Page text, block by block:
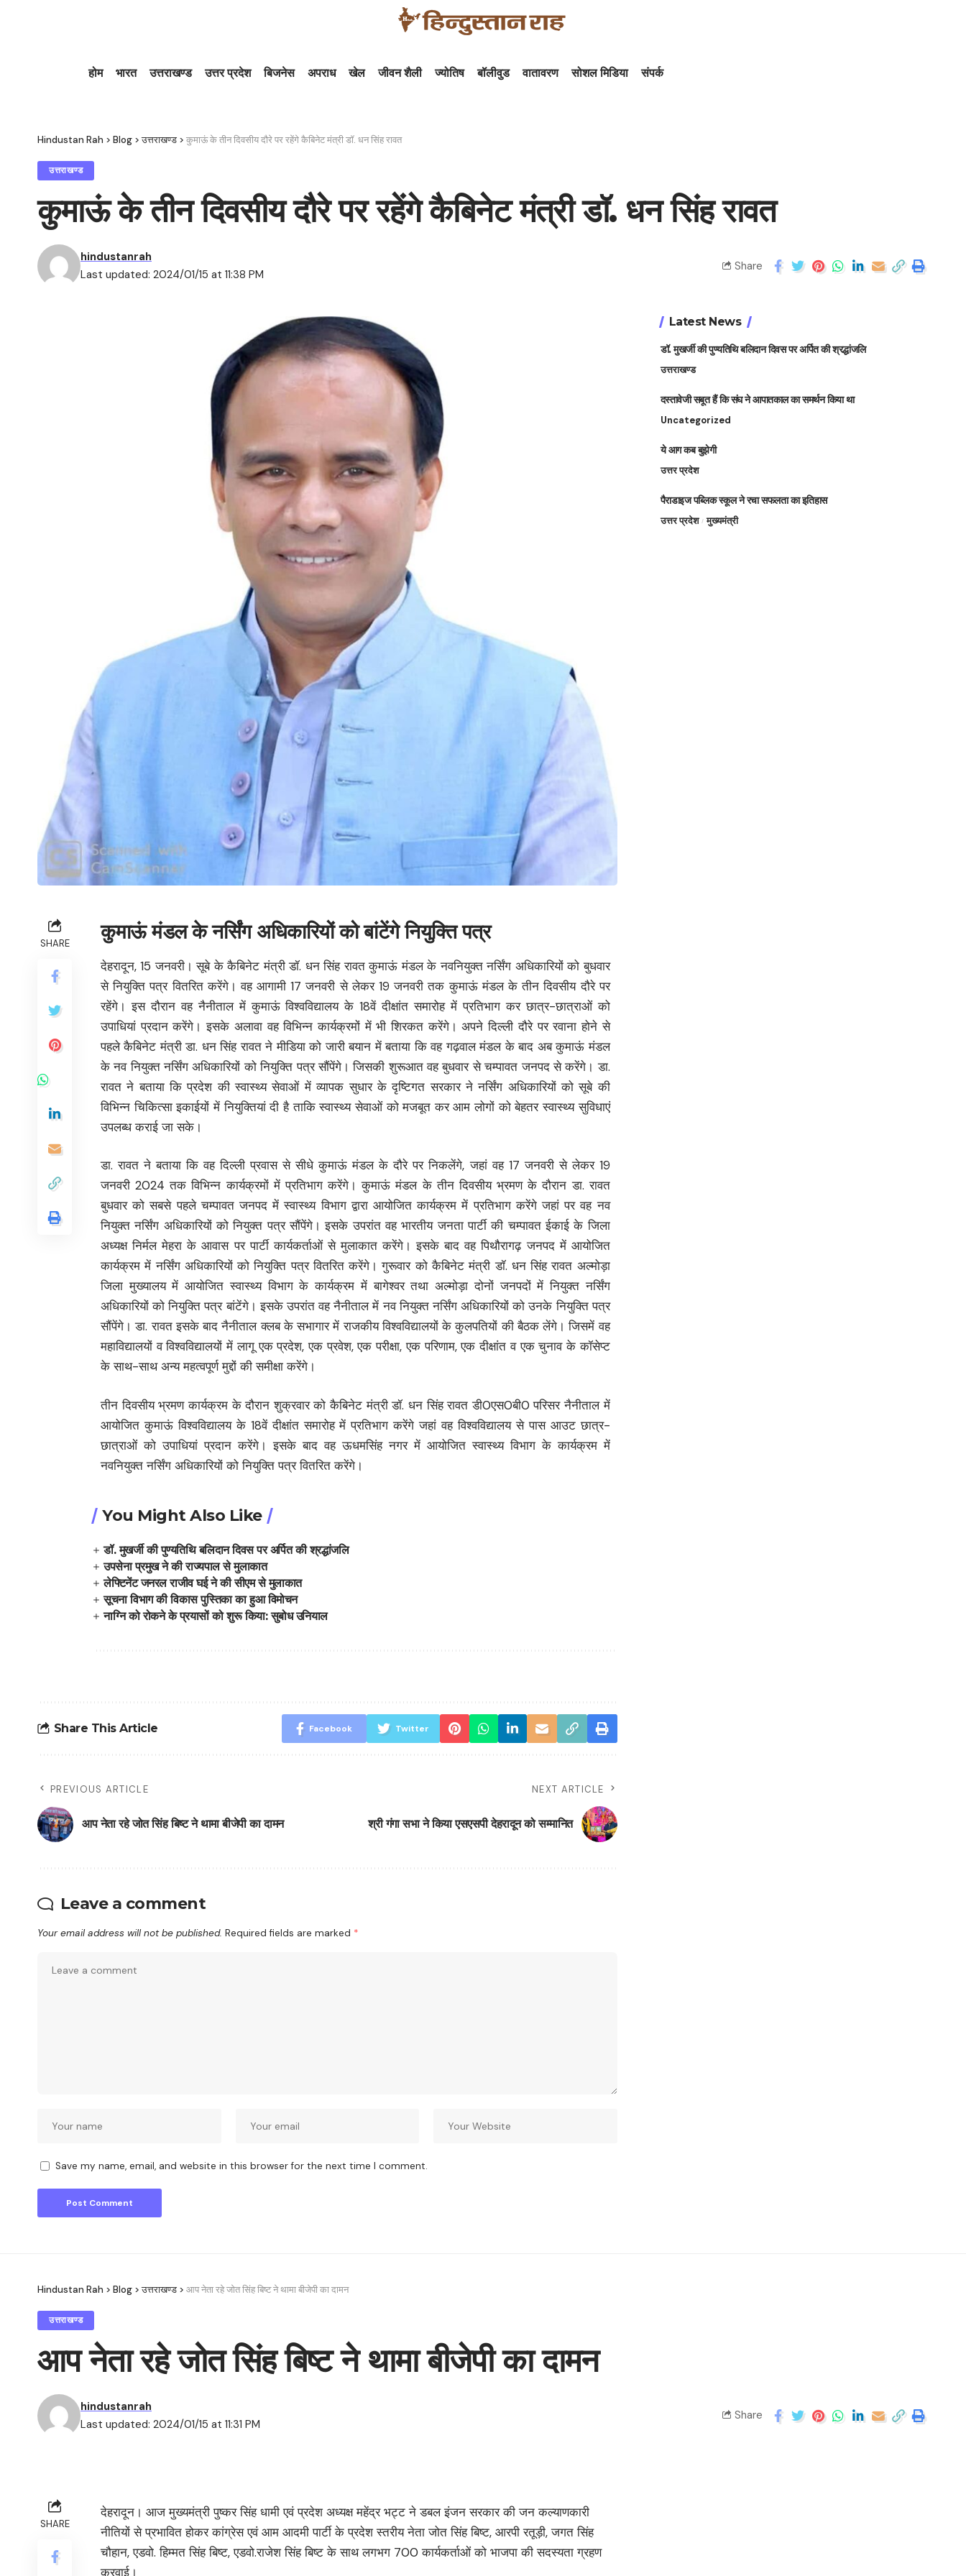
होम भारत उत्तराखण्ड उत्तर प्रदेश बिजनेस अपराध खेल जीवन शैली ज्योतिष बॉलीवुड वातावरण सोशल मिडिया संपर्क
Hindustan Rah > Blog >उत्तराखण्ड > कुमाऊं के तीन दिवसीय दौरे पर रहेंगे कैबिनेट मंत्री डॉ. धन सिंह रावत
उत्तराखण्ड
कुमाऊं के तीन दिवसीय दौरे पर रहेंगे कैबिनेट मंत्री डॉ. धन सिंह रावत
Last updated: 2024/01/15 at 11:38 PM
hindustanrah
Share
SHARE कुमाऊं मंडल के नर्सिंग अधिकारियों को बांटेंगे नियुक्ति पत्र
देहरादून, 15 जनवरी। सूबे के कैबिनेट मंत्री डॉ. धन सिंह रावत कुमाऊं मंडल के नवनियुक्त नर्सिंग अधिकारियों को बुधवार
से नियुक्ति पत्र वितरित करेंगे। वह आगामी 17 जनवरी से लेकर 19 जनवरी तक कुमाऊं मंडल के तीन दिवसीय दौरे पर
रहेंगे। इस दौरान वह नैनीताल में कुमाऊं विश्वविद्यालय के 18वें दीक्षांत समारोह में प्रतिभाग कर छात्र-छात्राओं को
उपाधियां प्रदान करेंगे। इसके अलावा वह विभिन्न कार्यक्रमों में भी शिरकत करेंगे। अपने दिल्ली दौरे पर रवाना होने से
पहले कैबिनेट मंत्री डा. धन सिंह रावत ने मीडिया को जारी बयान में बताया कि वह गढ़वाल मंडल के बाद अब कुमाऊं मंडल
के नव नियुक्त नर्सिंग अधिकारियों को नियुक्ति पत्र सौंपेंगे। जिसकी शुरूआत वह बुधवार से चम्पावत जनपद से करेंगे। डा.
रावत ने बताया कि प्रदेश की स्वास्थ्य सेवाओं में व्यापक सुधार के दृष्टिगत सरकार ने नर्सिंग अधिकारियों को सूबे की
विभिन्न चिकित्सा इकाईयों में नियुक्तियां दी है ताकि स्वास्थ्य सेवाओं को मजबूत कर आम लोगों को बेहतर स्वास्थ्य सुविधाएं
उपलब्ध कराई जा सके।
डा. रावत ने बताया कि वह दिल्ली प्रवास से सीधे कुमाऊं मंडल के दौरे पर निकलेंगे, जहां वह 17 जनवरी से लेकर 19
जनवरी 2024 तक विभिन्न कार्यक्रमों में प्रतिभाग करेंगे। कुमाऊं मंडल के तीन दिवसीय भ्रमण के दौरान डा. रावत
बुधवार को सबसे पहले चम्पावत जनपद में स्वास्थ्य विभाग द्वारा आयोजित कार्यक्रम में प्रतिभाग करेंगे जहां पर वह नव
नियुक्त नर्सिंग अधिकारियों को नियुक्त पत्र सौंपेंगे। इसके उपरांत वह भारतीय जनता पार्टी की चम्पावत ईकाई के जिला
अध्यक्ष निर्मल मेहरा के आवास पर पार्टी कार्यकर्ताओं से मुलाकात करेंगे। इसके बाद वह पिथौरागढ़ जनपद में आयोजित
कार्यक्रम में नर्सिंग अधिकारियों को नियुक्ति पत्र वितरित करेंगे। गुरूवार को कैबिनेट मंत्री डॉ. धन सिंह रावत अल्मोड़ा
जिला मुख्यालय में आयोजित स्वास्थ्य विभाग के कार्यक्रम में बागेश्वर तथा अल्मोड़ा दोनों जनपदों में नियुक्त नर्सिंग
अधिकारियों को नियुक्ति पत्र बांटेंगे। इसके उपरांत वह नैनीताल में नव नियुक्त नर्सिंग अधिकारियों को उनके नियुक्ति पत्र
सौंपेंगे। डा. रावत इसके बाद नैनीताल क्लब के सभागार में राजकीय विश्वविद्यालयों के कुलपतियों की बैठक लेंगे। जिसमें वह
महाविद्यालयों व विश्वविद्यालयों में लागू एक प्रदेश, एक प्रवेश, एक परीक्षा, एक परिणाम, एक दीक्षांत व एक चुनाव के कॉसेप्ट
के साथ-साथ अन्य महत्वपूर्ण मुद्दों की समीक्षा करेंगे।
तीन दिवसीय भ्रमण कार्यक्रम के दौरान शुक्रवार को कैबिनेट मंत्री डॉ. धन सिंह रावत डी0एस0बी0 परिसर नैनीताल में
आयोजित कुमाऊं विश्वविद्यालय के 18वें दीक्षांत समारोह में प्रतिभाग करेंगे जहां वह विश्वविद्यालय से पास आउट छात्र-
छात्राओं को उपाधियां प्रदान करेंगे। इसके बाद वह ऊधमसिंह नगर में आयोजित स्वास्थ्य विभाग के कार्यक्रम में
नवनियुक्त नर्सिंग अधिकारियों को नियुक्ति पत्र वितरित करेंगे।
You Might Also Like
डॉ. मुखर्जी की पुण्यतिथि बलिदान दिवस पर अर्पित की श्रद्धांजलि
उपसेना प्रमुख ने की राज्यपाल से मुलाकात
लेफ्टिनेंट जनरल राजीव घई ने की सीएम से मुलाकात
सूचना विभाग की विकास पुस्तिका का हुआ विमोचन
नाग्नि को रोकने के प्रयासों को शुरू किया: सुबोध उनियाल
Share This Article Facebook Twitter
PREVIOUS ARTICLE
आप नेता रहे जोत सिंह बिष्ट ने थामा बीजेपी का दामन
NEXT ARTICLE
श्री गंगा सभा ने किया एसएसपी देहरादून को सम्मानित
Leave a comment
Your email address will not be published. Required fields are marked *
Save my name, email, and website in this browser for the next time I comment.
Latest News
डॉ. मुखर्जी की पुण्यतिथि बलिदान दिवस पर अर्पित की श्रद्धांजलि
उत्तराखण्ड
दस्तावेजी सबूत हैं कि संघ ने आपातकाल का समर्थन किया था
Uncategorized
ये आग कब बुझेगी
उत्तर प्रदेश
पैराडाइज पब्लिक स्कूल ने रचा सफलता का इतिहास
उत्तर प्रदेश मुख्यमंत्री
Hindustan Rah > Blog >उत्तराखण्ड > आप नेता रहे जोत सिंह बिष्ट ने थामा बीजेपी का दामन
उत्तराखण्ड
आप नेता रहे जोत सिंह बिष्ट ने थामा बीजेपी का दामन
Last updated: 2024/01/15 at 11:31 PM
hindustanrah
Share